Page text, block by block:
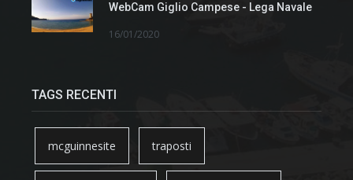
WebCam Giglio Campese - Lega Navale
16/01/2020
TAGS RECENTI
mcguinnesite traposti